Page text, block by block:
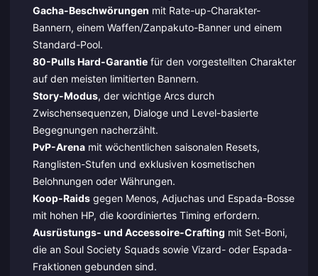
Gacha-Beschwörungen mit Rate-up-Charakter-
Bannern, einem Waffen/Zanpakuto-Banner und einem
Standard-Pool.
80-Pulls Hard-Garantiefür den vorgestellten Charakter
auf den meisten limitierten Bannern.
Story-Modus, der wichtige Arcs durch
Zwischensequenzen, Dialoge und Level-basierte
Begegnungen nacherzählt.
PvP-Arenamit wöchentlichen saisonalen Resets,
Ranglisten-Stufen und exklusiven kosmetischen
Belohnungen oder Währungen.
Koop-Raidsgegen Menos, Adjuchas und Espada-Bosse
mit hohen HP, die koordiniertes Timing erfordern.
Ausrüstungs- und Accessoire-Crafting mit Set-Boni,
die an Soul Society Squads sowie Vizard- oder Espada-
Fraktionen gebunden sind.